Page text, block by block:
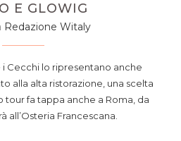
E GLOWIG
Redazione Witaly
Cecchi lo ripresentano anche
alla alta ristorazione, una scelta
tour fa tappa anche a Roma, da
all’Osteria Francescana.